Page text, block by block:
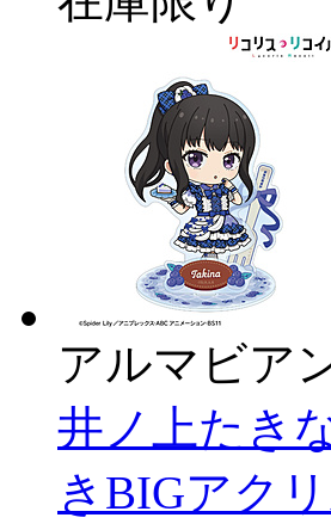
アルマビア
井ノ上たき
きBIGアク